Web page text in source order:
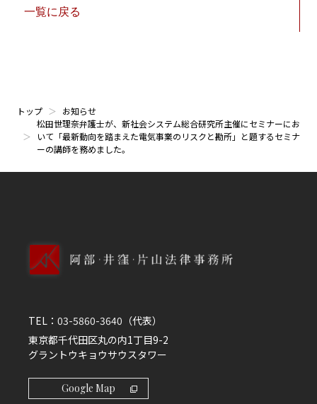
一覧に戻る
トップ
お知らせ
松田世理奈弁護士が、新社会システム総合研究所主催にセミナーにお
いて「最新動向を踏まえた電気事業のリスクと勘所」と題するセミナ
ーの講師を務めました。
TEL： 03-5860-3640 （代表）
東京都千代田区丸の内1丁目9-2
グラントウキョウサウスタワー
Google Map